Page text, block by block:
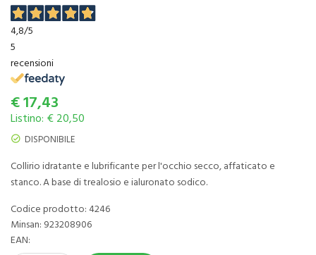
4,8/5
5
recensioni
€17,43
Listino: € 20,50
DISPONIBILE
Collirio idratante e lubrificante per l'occhio secco, affaticato e
stanco. A base di trealosio e ialuronato sodico.
Codice prodotto: 4246
Minsan: 923208906
EAN: